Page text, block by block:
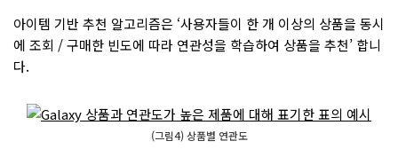
아이템 기반 추천 알고리즘은 ‘사용자들이 한 개 이상의 상품을 동시
에 조회 / 구매한 빈도에 따라 연관성을 학습하여 상품을 추천’ 합니
다.
(그림4) 상품별 연관도